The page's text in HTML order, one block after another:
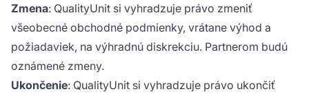
Zmena: QualityUnit si vyhradzuje právo zmeniť
všeobecné obchodné podmienky, vrátane výhod a
požiadaviek, na výhradnú diskrekciu. Partnerom budú
oznámené zmeny.
Ukončenie: QualityUnit si vyhradzuje právo ukončiť